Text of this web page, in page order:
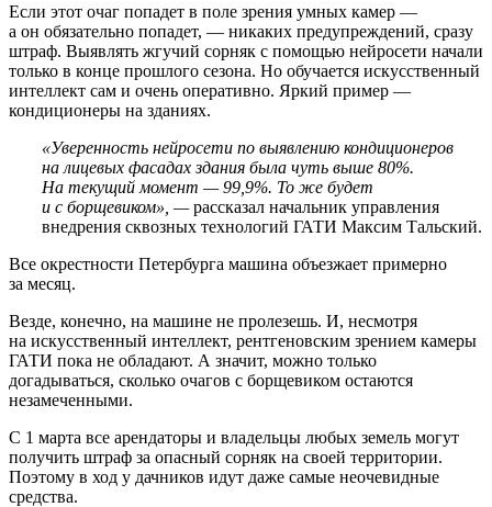
Если этот очаг попадет в поле зрения умных камер —
а он обязательно попадет, — никаких предупреждений, сразу
штраф. Выявлять жгучий сорняк с помощью нейросети начали
только в конце прошлого сезона. Но обучается искусственный
интеллект сам и очень оперативно. Яркий пример —
кондиционеры на зданиях.
«Уверенность нейросети по выявлению кондиционеров
на лицевых фасадах здания была чуть выше 80%.
На текущий момент — 99,9%. То же будет
и с борщевиком», —рассказал начальник управления
внедрения сквозных технологий ГАТИ Максим Тальский.
Все окрестности Петербурга машина объезжает примерно
за месяц.
Везде, конечно, на машине не пролезешь. И, несмотря
на искусственный интеллект, рентгеновским зрением камеры
ГАТИ пока не обладают. А значит, можно только
догадываться, сколько очагов с борщевиком остаются
незамеченными.
С 1 марта все арендаторы и владельцы любых земель могут
получить штраф за опасный сорняк на своей территории.
Поэтому в ход у дачников идут даже самые неочевидные
средства.